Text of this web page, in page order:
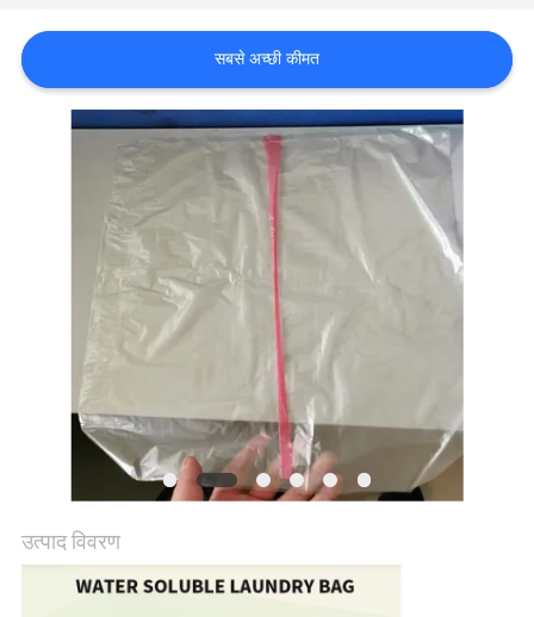
साइटमैप
PRIVACY
POLICY
सबसे अच्छी कीमत
उत्पाद विवरण